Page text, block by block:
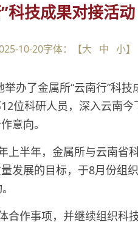
科技成果对接活动
10-20字体：【大 中 小】
办了金属所“云南行”科
位科研人员，深入云南
意向。
上半年，金属所与云南省
发展的目标，于8月份组
合作事项，并继续组织科